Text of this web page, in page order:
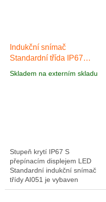
Indukční snímač
Standardní třída IP67
Skladem na externím skladu
Stupeň krytí IP67 S
přepínacím displejem LED
Standardní indukční snímač
třídy AI051 je vybaven
poniklovaným mosazným